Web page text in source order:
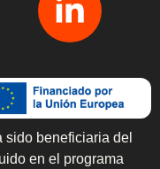
sido beneficiaria del
en el programa